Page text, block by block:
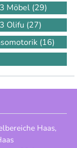
Möbel (29)
Olifu (27)
(16)
Haas,